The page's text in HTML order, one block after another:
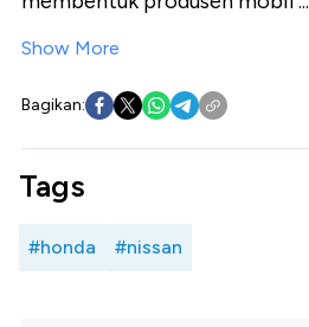
Show More
Bagikan:
Tags
#honda #nissan